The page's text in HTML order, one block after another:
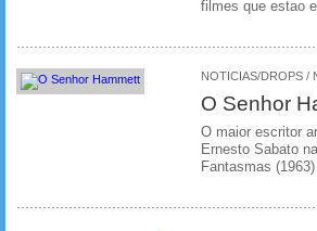
filmes que estao
NOTICIAS/DROPS /
O Senhor
O maior escritor
Ernesto Sabato
Fantasmas (1963)